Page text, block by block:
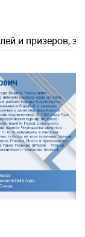
и призеров,